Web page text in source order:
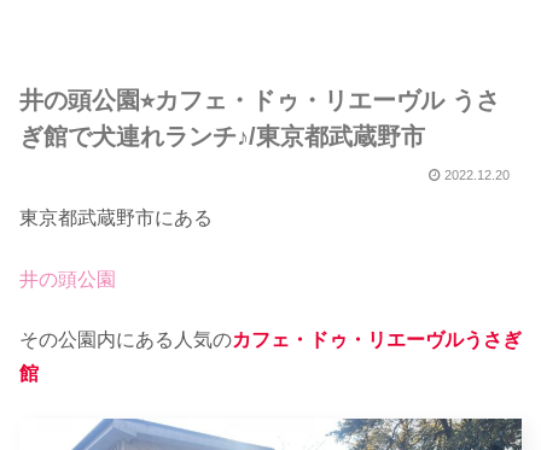
井の頭公園⭐︎カフェ・ドゥ・リエーヴル うさ
ぎ館で犬連れランチ♪/東京都武蔵野市
2022.12.20
東京都武蔵野市にある
井の頭公園
その公園内にある人気のカフェ・ドゥ・リエーヴルうさぎ
館